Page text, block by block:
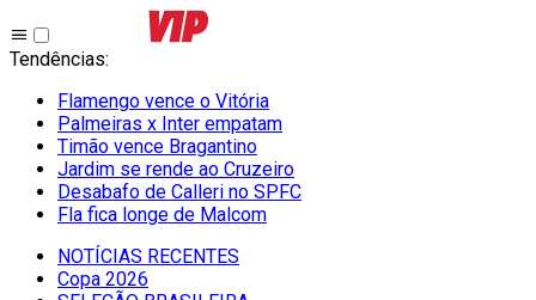
Tendências:
Flamengo vence o Vitória
Palmeiras x Inter empatam
Timão vence Bragantino
Jardim se rende ao Cruzeiro
Desabafo de Calleri no SPFC
Fla fica longe de Malcom
NOTÍCIAS RECENTES
Copa 2026